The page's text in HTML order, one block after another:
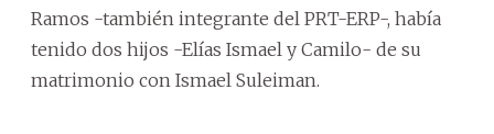
Ramos -también integrante del PRT-ERP-, había
tenido dos hijos -Elías Ismael y Camilo- de su
matrimonio con Ismael Suleiman.